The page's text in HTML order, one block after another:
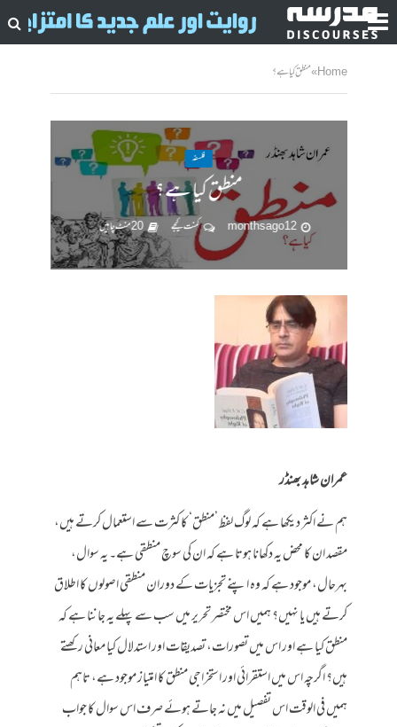
Home
»منطق کیا ہے؟
فلسفہ
منطق کیا ہے؟
12 months ago کمنت کیجے 20 منٹ چاہیں
عمران شاہد بھنڈر
ہم نے اکثر دیکھا ہے کہ لوگ لفظ ’منطق‘ کا کثرت سے استعمال کرتے ہیں،
مقصد ان کا محض یہ دکھانا ہوتا ہے کہ ان کی سوچ منطقی ہے۔ یہ سوال،
بہرحال، موجود ہے کہ وہ اپنے تجزیات کے دوران منطقی اصولوں کا اطلاق
کرتے ہیں یا نہیں؟ ہمیں اس مختصر تحریر میں سب سے پہلے یہ جاننا ہے کہ
منطق کیا ہے اور اس میں تصورات، تصدیقات اور استدلال کیا معانی رکھتے
ہیں؟ اگرچہ اس میں استقرائی اور استخراجی منطق کا امتیاز موجود ہے، تاہم
ہمیں فی الوقت اس تفصیل میں نہ جاتے ہوئے صرف اس سوال کا جواب